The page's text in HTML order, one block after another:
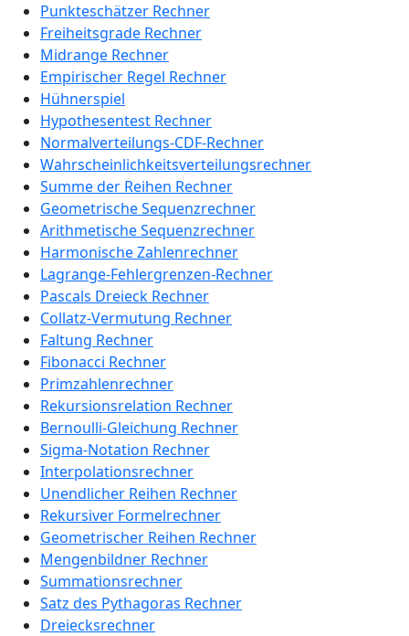
Punkteschätzer Rechner
Freiheitsgrade Rechner
Midrange Rechner
Empirischer Regel Rechner
Hühnerspiel
Hypothesentest Rechner
Normalverteilungs-CDF-Rechner
Wahrscheinlichkeitsverteilungsrechner
Summe der Reihen Rechner
Geometrische Sequenzrechner
Arithmetische Sequenzrechner
Harmonische Zahlenrechner
Lagrange-Fehlergrenzen-Rechner
Pascals Dreieck Rechner
Collatz-Vermutung Rechner
Faltung Rechner
Fibonacci Rechner
Primzahlenrechner
Rekursionsrelation Rechner
Bernoulli-Gleichung Rechner
Sigma-Notation Rechner
Interpolationsrechner
Unendlicher Reihen Rechner
Rekursiver Formelrechner
Geometrischer Reihen Rechner
Mengenbildner Rechner
Summationsrechner
Satz des Pythagoras Rechner
Dreiecksrechner